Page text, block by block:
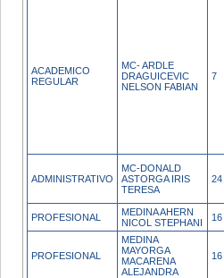
ACADEMICO
REGULAR
MC- ARDLE
DRAGUICEVIC
NELSON FABIAN
7
ADMINISTRATIVO
MC-DONALD
ASTORGA IRIS
TERESA
24
PROFESIONAL
MEDINA AHERN
NICOL STEPHANI
16
PROFESIONAL
MEDINA
MAYORGA
MACARENA
ALEJANDRA
16